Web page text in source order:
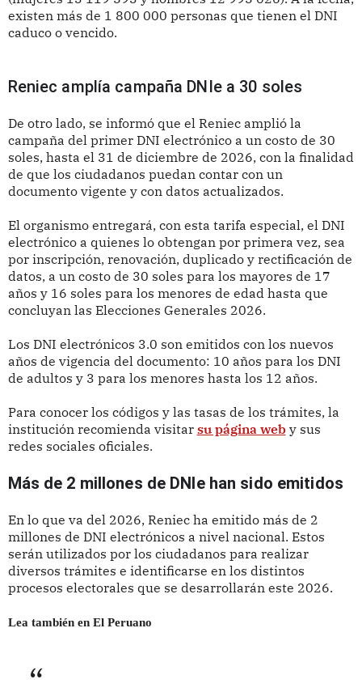
existen más de 1 800 000 personas que tienen el DNI
caduco o vencido.
Reniec amplía campaña DNIe a 30 soles
De otro lado, se informó que el Reniec amplió la
campaña del primer DNI electrónico a un costo de 30
soles, hasta el 31 de diciembre de 2026, con la finalidad
de que los ciudadanos puedan contar con un
documento vigente y con datos actualizados.
El organismo entregará, con esta tarifa especial, el DNI
electrónico a quienes lo obtengan por primera vez, sea
por inscripción, renovación, duplicado y rectificación de
datos, a un costo de 30 soles para los mayores de 17
años y 16 soles para los menores de edad hasta que
concluyan las Elecciones Generales 2026.
Los DNI electrónicos 3.0 son emitidos con los nuevos
años de vigencia del documento: 10 años para los DNI
de adultos y 3 para los menores hasta los 12 años.
Para conocer los códigos y las tasas de los trámites, la
institución recomienda visitar su página web y sus
redes sociales oficiales.
Más de 2 millones de DNIe han sido emitidos
En lo que va del 2026, Reniec ha emitido más de 2
millones de DNI electrónicos a nivel nacional. Estos
serán utilizados por los ciudadanos para realizar
diversos trámites e identificarse en los distintos
procesos electorales que se desarrollarán este 2026.
Lea también en El Peruano